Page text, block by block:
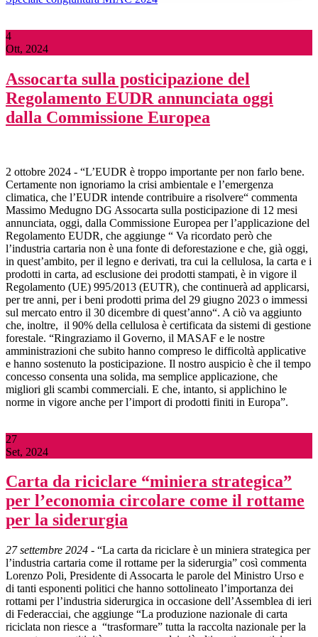
4
Ott, 2024
Assocarta sulla posticipazione del
Regolamento EUDR annunciata oggi
dalla Commissione Europea
2 ottobre 2024 - “L’EUDR è troppo importante per non farlo bene.
Certamente non ignoriamo la crisi ambientale e l’emergenza
climatica, che l’EUDR intende contribuire a risolvere“ commenta
Massimo Medugno DG Assocarta sulla posticipazione di 12 mesi
annunciata, oggi, dalla Commissione Europea per l’applicazione del
Regolamento EUDR, che aggiunge “ Va ricordato però che
l’industria cartaria non è una fonte di deforestazione e che, già oggi,
in quest’ambito, per il legno e derivati, tra cui la cellulosa, la carta e i
prodotti in carta, ad esclusione dei prodotti stampati, è in vigore il
Regolamento (UE) 995/2013 (EUTR), che continuerà ad applicarsi,
per tre anni, per i beni prodotti prima del 29 giugno 2023 o immessi
sul mercato entro il 30 dicembre di quest’anno“. A ciò va aggiunto
che, inoltre, il 90% della cellulosa è certificata da sistemi di gestione
forestale. “Ringraziamo il Governo, il MASAF e le nostre
amministrazioni che subito hanno compreso le difficoltà applicative
e hanno sostenuto la posticipazione. Il nostro auspicio è che il tempo
concesso consenta una solida, ma semplice applicazione, che
migliori gli scambi commerciali. E che, intanto, si applichino le
norme in vigore anche per l’import di prodotti finiti in Europa”.
27
Set, 2024
Carta da riciclare “miniera strategica”
per l’economia circolare come il rottame
per la siderurgia
27 settembre 2024 - “La carta da riciclare è un miniera strategica per
l’industria cartaria come il rottame per la siderurgia” così commenta
Lorenzo Poli, Presidente di Assocarta le parole del Ministro Urso e
di tanti esponenti politici che hanno sottolineato l’importanza dei
rottami per l’industria siderurgica in occasione dell’Assemblea di ieri
di Federacciai, che aggiunge “La produzione nazionale di carta
riciclata non riesce a “trasformare” tutta la raccolta nazionale per la